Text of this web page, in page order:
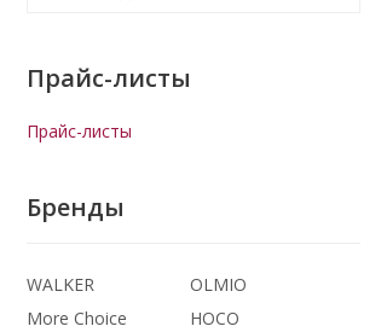
Прайс-листы
Прайс-листы
Бренды
WALKER
OLMIO
More Choice
HOCO